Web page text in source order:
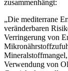
zusammenhängt:
„Die mediterrane
veränderbaren
Verringerung von
Verwendung von